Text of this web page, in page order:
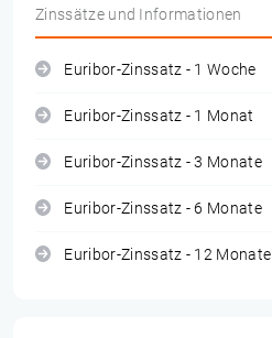
Zinssätze und Informationen
Euribor-Zinssatz - 1 Woche
Euribor-Zinssatz - 1 Monat
Euribor-Zinssatz - 3 Monate
Euribor-Zinssatz - 6 Monate
Euribor-Zinssatz - 12 Monate